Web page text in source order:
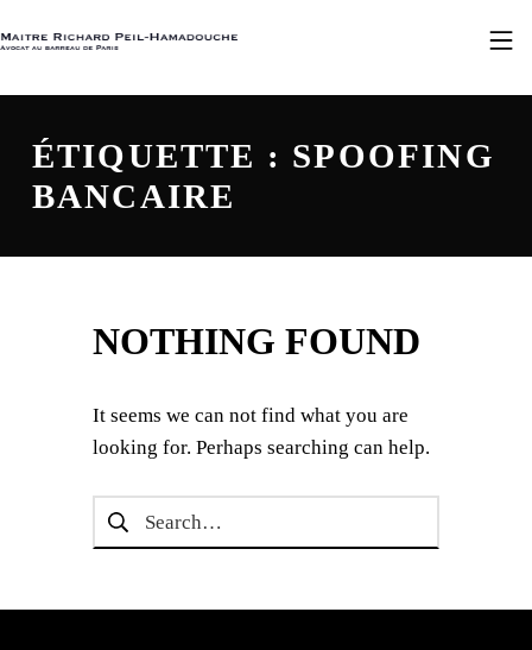
MAÎTRE RICHARD PEIL-HAMADOUCHE
ÉTIQUETTE : SPOOFING
BANCAIRE
NOTHING FOUND
It seems we can not find what you are
looking for. Perhaps searching can help.
Rechercher :